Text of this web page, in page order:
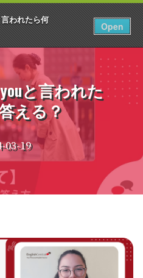
われたら何
Open
ログイン JA
と言われた
える？
03-19